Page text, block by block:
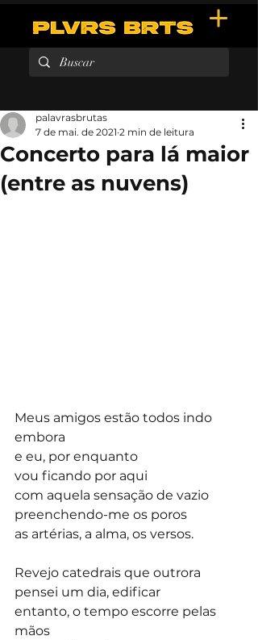
Concerto para lá maior
(entre as nuvens)
palavrasbrutas
7 de mai. de 2021 2 min de leitura
Meus amigos estão todos indo
embora
e eu, por enquanto
vou ficando por aqui
com aquela sensação de vazio
preenchendo-me os poros
as artérias, a alma, os versos.
Revejo catedrais que outrora
pensei um dia, edificar
entanto, o tempo escorre pelas
mãos